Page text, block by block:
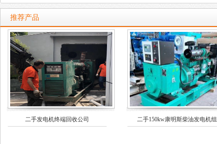
推荐产品
二手发电机终端回收公司 二手150kw康明斯柴油发电机组